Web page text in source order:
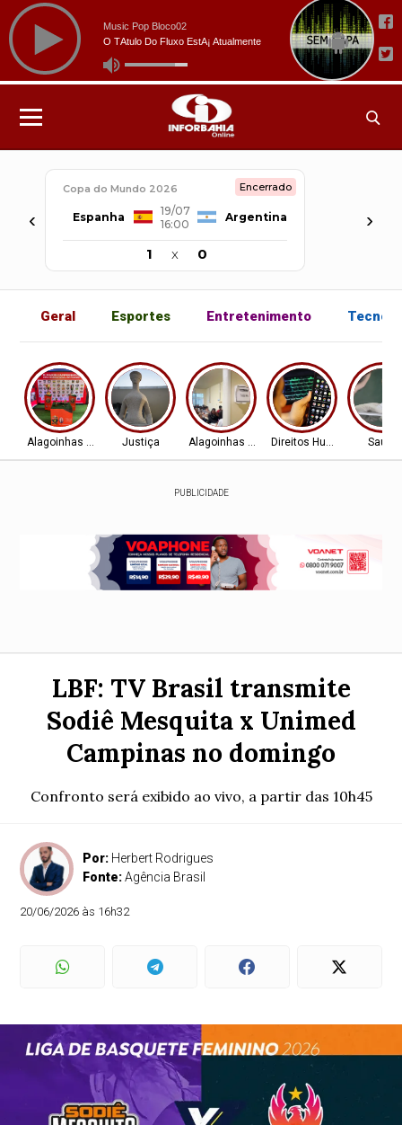
‹
Copa do Mundo 2026 Encerrado
Espanha
19/07
16:00
Argentina
1 x 0
›
Geral Esportes Entretenimento
Alagoinhas - BA Justiça Alagoinhas - BA Direitos Humanos Saúde
PUBLICIDADE
LBF: TV Brasil transmite
Sodiê Mesquita x Unimed
Campinas no domingo
Confronto será exibido ao vivo, a partir das 10h45
Por: Herbert Rodrigues
Fonte:Agência Brasil
20/06/2026 às 16h32